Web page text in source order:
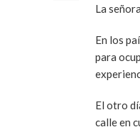
La
En los
para
El otro
calle en